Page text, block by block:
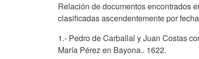
Relación de documentos encontrados
clasificadas ascendentemente por
1.- Pedro de Carballal y Juan Costas
María Pérez en Bayona.. 1622.